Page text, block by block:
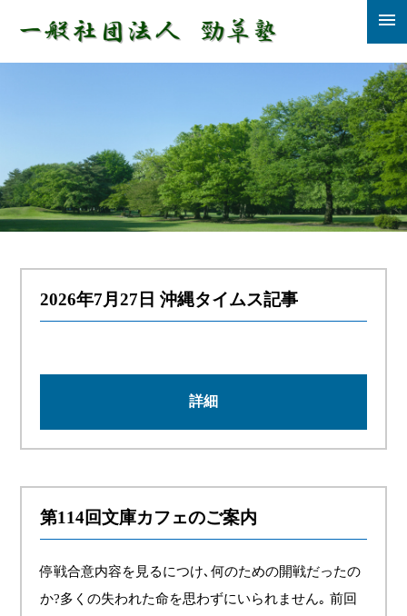
menu
2026年7月27日 沖縄タイムス記事
詳細
第114回文庫カフェのご案内
停戦合意内容を見るにつけ､何のための開戦だったの
か?多くの失われた命を思わずにいられません｡ 前回